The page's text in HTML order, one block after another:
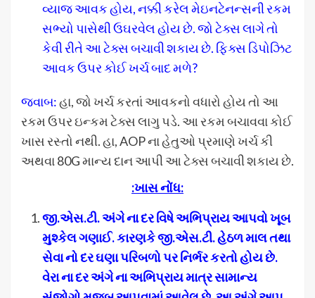
વ્યાજ આવક હોય, નક્કી કરેલ મેઇનટેનન્સની રકમ
સભ્યો પાસેથી ઉઘરવેલ હોય છે. જો ટેક્સ લાગે તો
કેવી રીતે આ ટેક્સ બચાવી શકાય છે. ફિક્સ ડિપોઝિટ
આવક ઉપર કોઈ ખર્ચ બાદ મળે?
જવાબ:હા, જો ખર્ચ કરતાં આવકનો વધારો હોય તો આ
રકમ ઉપર ઇન્કમ ટેક્સ લાગુ પડે. આ રકમ બચાવવા કોઈ
ખાસ રસ્તો નથી. હા, AOP ના હેતુઓ પ્રમાણે ખર્ચ કી
અથવા 80G માન્ય દાન આપી આ ટેક્સ બચાવી શકાય છે.
:ખાસ નોંધ:
જી.એસ.ટી.અંગે ના દર વિષે અભિપ્રાય આપવો ખૂબ
મુશ્કેલ ગણાઈ.કારણકે જી.એસ.ટી.હેઠળ માલ તથા
સેવા નો દર ઘણા પરિબળો પર નિર્ભર કરતો હોય છે.
વેરા ના દર અંગે ના અભિપ્રાય માત્ર સામાન્ય